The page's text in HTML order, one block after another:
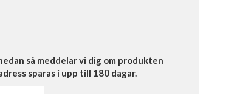
så meddelar vi dig om produkten
sparas i upp till 180 dagar.